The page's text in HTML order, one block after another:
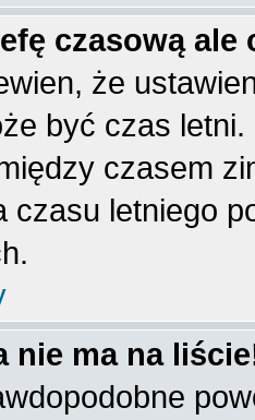
czasową
że
być czas
czasem
czasu letniego
nie ma na